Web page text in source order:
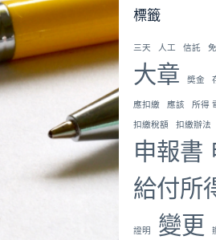
標籤
三天 人工 信託
大章 奬金
應扣繳 應該 所得
扣繳稅額 扣繳辦法
申報書
給付所
證明 變更